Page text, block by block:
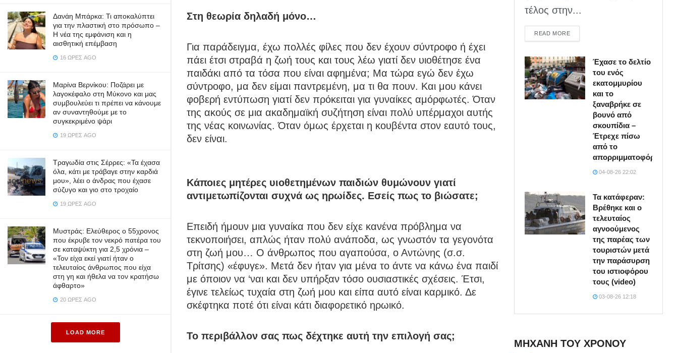
Δανάη Μπάρκα: Τι αποκαλύπτει
για την πλαστική στο πρόσωπο –
Η νέα της εμφάνιση και η
αισθητική επέμβαση
16 ΏΡΕΣ AGO
Μαρίνα Βερνίκου: Ποζάρει με
λαγοκέφαλο στη Μύκονο και μας
συμβουλεύει τι πρέπει να κάνουμε
αν συναντηθούμε με το
συγκεκριμένο ψάρι
19 ΏΡΕΣ AGO
Τραγωδία στις Σέρρες: «Τα έχασα
όλα, κάτι με τράβαγε στην καρδιά
μου», λέει ο άνδρας που έχασε
σύζυγο και γιο στο τροχαίο
19 ΏΡΕΣ AGO
Μυστράς: Ελεύθερος ο 55χρονος
που έκρυβε τον νεκρό πατέρα του
σε καταψύκτη για 2,5 χρόνια –
«Τον είχα εκεί γιατί ήταν ο
τελευταίος άνθρωπος που είχα
στη γη και ήθελα να τον κρατήσω
άφθαρτο»
20 ΏΡΕΣ AGO
LOAD MORE
Στη θεωρία δηλαδή μόνο…
Για παράδειγμα, έχω πολλές φίλες που δεν έχουν σύντροφο ή έχει
πάει έτσι στραβά η ζωή τους και τους λέω γιατί δεν υιοθέτησε ένα
παιδάκι από τα τόσα που είναι αφημένα; Μα τώρα εγώ δεν έχω
σύντροφο, μα δεν είμαι παντρεμένη, μα τι θα πουν. Και μου κάνει
φοβερή εντύπωση γιατί δεν πρόκειται για γυναίκες αμόρφωτές. Όταν
της ακούς σε μια ακαδημαϊκή συζήτηση είναι πολύ υπέρμαχοι αυτής
της νέας κοινωνίας. Όταν όμως έρχεται η κουβέντα στον εαυτό τους,
δεν είναι.
Κάποιες μητέρες υιοθετημένων παιδιών θυμώνουν γιατί
αντιμετωπίζονται συχνά ως ηρωίδες. Εσείς πως το βιώσατε;
Επειδή ήμουν μια γυναίκα που δεν είχε κανένα πρόβλημα να
τεκνοποιήσει, απλώς ήταν πολύ ανάποδα, ως γνωστόν τα γεγονότα
στη ζωή μου… Ο άνθρωπος που αγαπούσα, ο Αντώνης (σ.σ.
Τρίτσης) «έφυγε». Μετά δεν ήταν για μένα το άντε να κάνω ένα παιδί
με όποιον να ‘ναι και δεν υπήρξαν τόσο ουσιαστικές σχέσεις. Έτσι,
έγινε τελείως τυχαία στη ζωή μου και είπα αυτό είναι καρμικό. Δε
σκέφτηκα ποτέ ότι είναι κάτι διαφορετικό ηρωικό.
Το περιβάλλον σας πως δέχτηκε αυτή την επιλογή σας;
τέλος στην...
READ MOREDETAILS
Έχασε το δελτίο
του ενός
εκατομμυρίου
και το
ξαναβρήκε σε
βουνό από
σκουπίδια –
Έτρεχε πίσω
από το
απορριμματοφόρο
04-08-26 22:02
Τα κατάφεραν:
Βρέθηκε και ο
τελευταίος
αγνοούμενος
της παρέας των
τουριστών μετά
την παράσυρση
του ιστιοφόρου
τους (video)
03-08-26 12:18
ΜΗΧΑΝΗ ΤΟΥ ΧΡΟΝΟΥ